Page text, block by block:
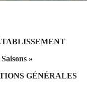
»
GÉNÉRALES